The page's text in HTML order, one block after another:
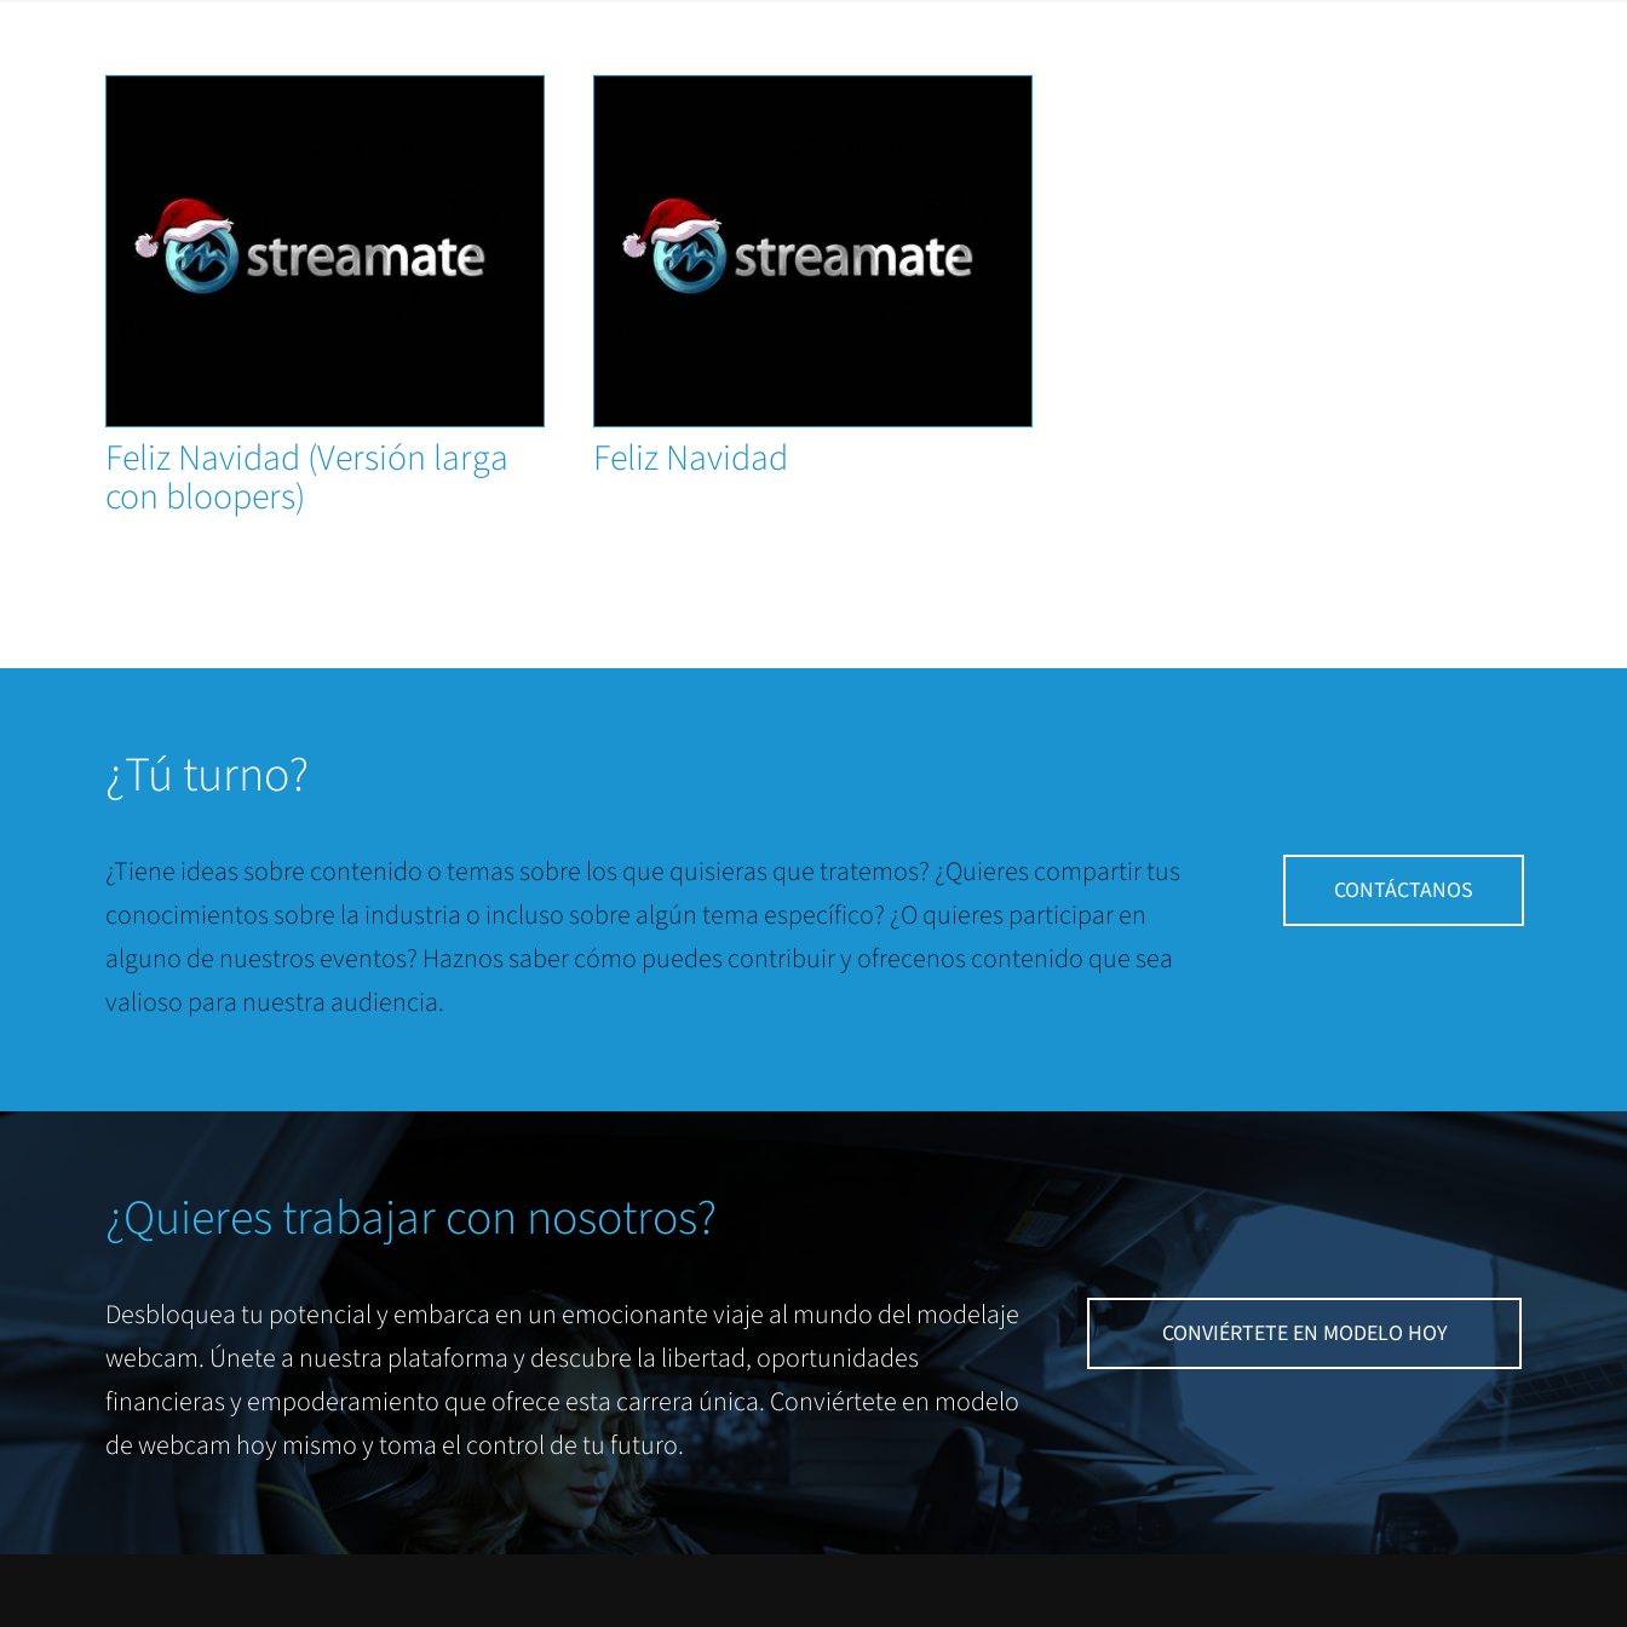
News
Feliz Navidad (Versión larga
con bloopers)
News
Feliz Navidad
¿Tú turno?
¿Tiene ideas sobre contenido o temas sobre los que quisieras que tratemos? ¿Quieres compartir tus
conocimientos sobre la industria o incluso sobre algún tema específico? ¿O quieres participar en
alguno de nuestros eventos? Haznos saber cómo puedes contribuir y ofrecenos contenido que sea
valioso para nuestra audiencia.
CONTÁCTANOS
¿Quieres trabajar con nosotros?
Desbloquea tu potencial y embarca en un emocionante viaje al mundo del modelaje
webcam. Únete a nuestra plataforma y descubre la libertad, oportunidades
financieras y empoderamiento que ofrece esta carrera única. Conviértete en modelo
de webcam hoy mismo y toma el control de tu futuro.
CONVIÉRTETE EN MODELO HOY